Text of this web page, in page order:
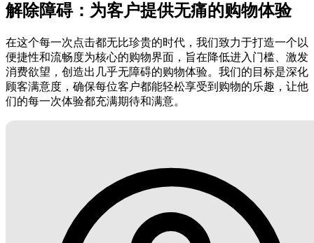
解除障碍：为客户提供无痛的购物体验
在这个每一次点击都无比珍贵的时代，我们致力于打造一个以
便捷性和流畅度为核心的购物界面，旨在降低进入门槛、激发
消费欲望，创造出几乎无障碍的购物体验。我们的目标是深化
顾客满意度，确保每位客户都能轻松享受到购物的乐趣，让他
们的每一次体验都充满期待和满意。